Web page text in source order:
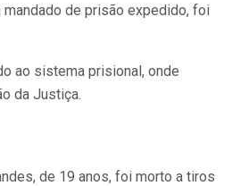
mandado de prisão expedido, foi
ao sistema prisional, onde
da Justiça.
de 19 anos, foi morto a tiros